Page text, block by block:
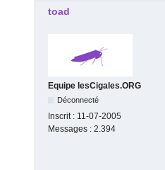
toad
Equipe lesCigales.ORG
Déconnecté
Inscrit : 11-07-2005
Messages : 2.394